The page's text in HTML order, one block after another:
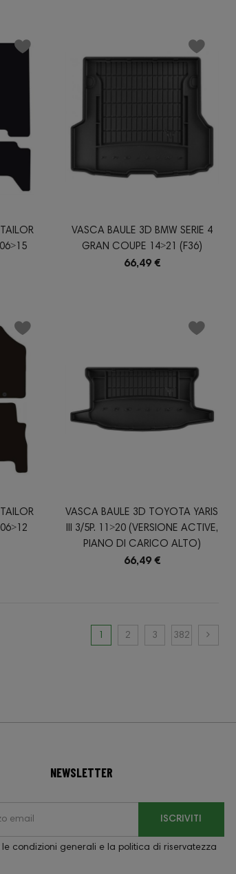
VASCA BAULE 3D BMW SERIE 4
GRAN COUPE 14˃21 (F36)
66,49 €
VASCA BAULE 3D TOYOTA YARIS
III 3/5P. 11˃20 (VERSIONE ACTIVE,
PIANO DI CARICO ALTO)
66,49 €
1 2 3 382
NEWSLETTER
ISCRIVITI
condizioni generali e la politica di riservatezza